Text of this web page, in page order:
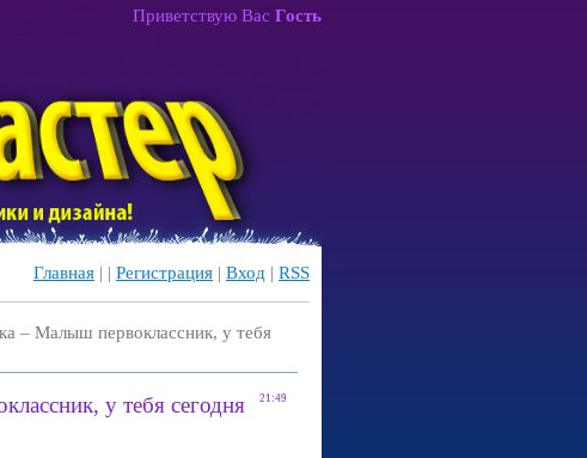
Приветствую Вас Гость
Главная | | Регистрация | Вход | RSS
– Малыш первоклассник, у тебя
21:49
у тебя сегодня